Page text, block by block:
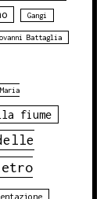
Gangi
Battaglia
Maria
fiume